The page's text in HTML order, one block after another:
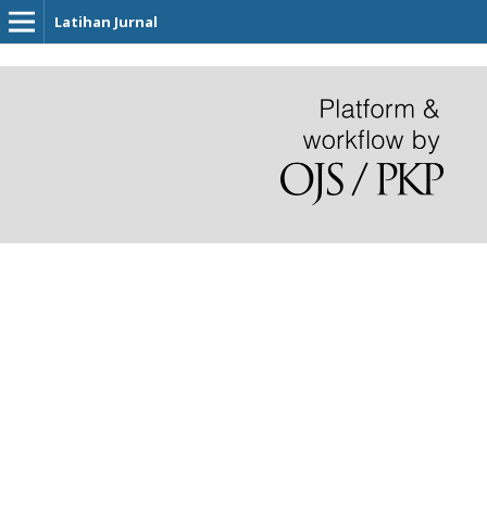
Latihan Jurnal